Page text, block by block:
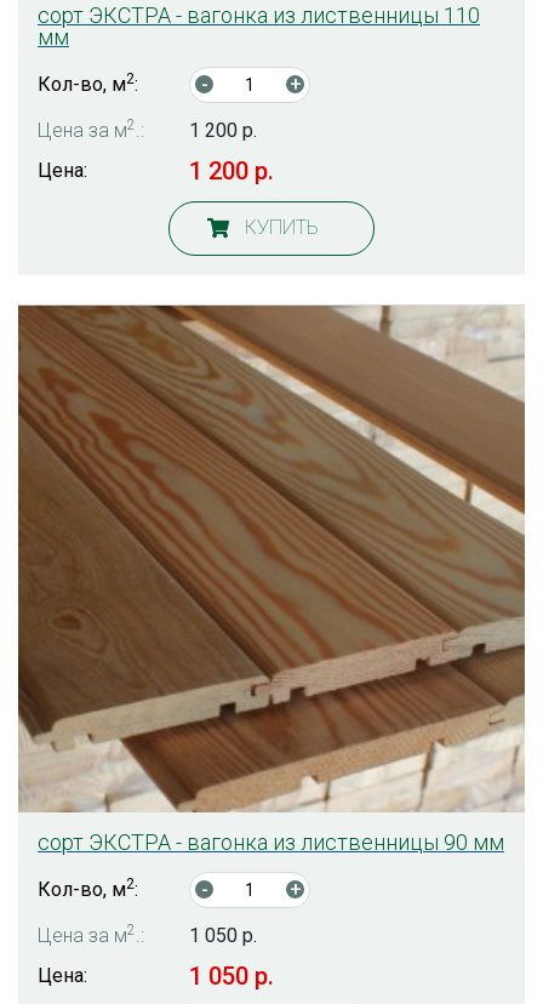
сорт ЭКСТРА - вагонка из лиственницы 110
мм
Кол-во, м2: -
+
Цена за м2 .:
1 200 р.
Цена:
1 200 р.
КУПИТЬ
сорт ЭКСТРА - вагонка из лиственницы 90 мм
Кол-во, м2: -
+
Цена за м2.:
1 050 р.
Цена:
1 050 р.